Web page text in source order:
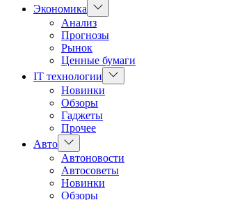
Экономика
Показать
подменю
Анализ
Прогнозы
Рынок
Ценные бумаги
IT технологии
Показать
подменю
Новинки
Обзоры
Гаджеты
Прочее
Авто Показать
подменю
Автоновости
Автосоветы
Новинки
Обзоры